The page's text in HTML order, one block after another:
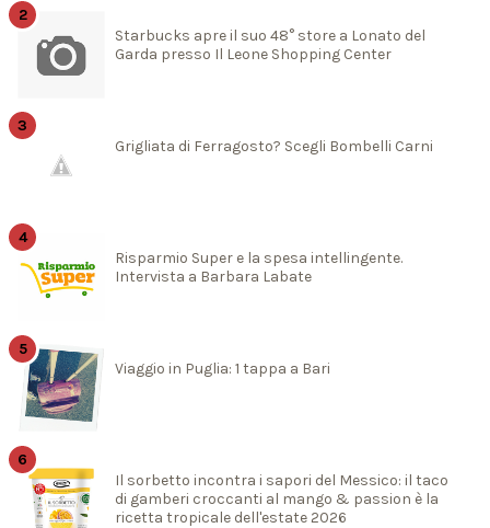
Starbucks apre il suo 48° store a Lonato del
Garda presso Il Leone Shopping Center
Grigliata di Ferragosto? Scegli Bombelli Carni
Risparmio Super e la spesa intellingente.
Intervista a Barbara Labate
Viaggio in Puglia: 1 tappa a Bari
Il sorbetto incontra i sapori del Messico: il taco
di gamberi croccanti al mango & passion è la
ricetta tropicale dell'estate 2026